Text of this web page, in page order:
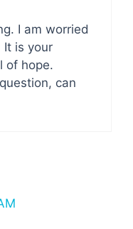
I am worried
It is your
of hope.
can